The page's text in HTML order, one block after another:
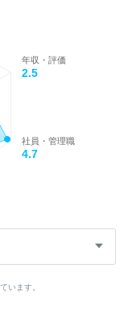
年収・評価
2.5
社員・管理職
4.7
います。